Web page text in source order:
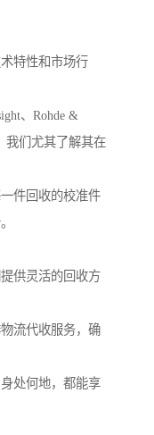
特性和市场行
、Rohde &
我们尤其了解其在
件回收的校准件
供灵活的回收方
流代收服务，确
处何地，都能享